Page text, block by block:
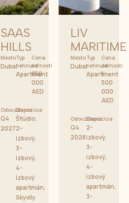
SAAS
HILLS
Mesto
Dubai
Typ
nehnuteľnosti
Apartment
Cena
od
850
000
AED
Odovzdanie
Q4
2027
Dispozícia
Štúdio,
2-
izbový,
3-
izbový,
4-
izbový
apartmán,
Skyvily
LIV
MARITIME
Mesto
Dubai
Typ
nehnuteľnosti
Apartment
Cena
od
1
500
000
AED
Odovzdanie
Q4
2028
Dispozícia
2-
izbový,
3-
izbový,
4-
izbový
apartmán,
3-